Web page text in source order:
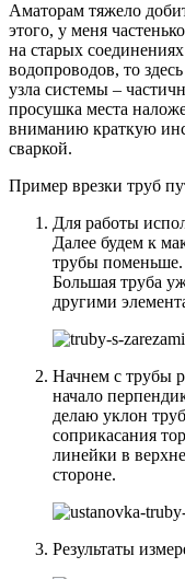
Аматорам тяжело
этого, у меня
на старых
водопроводов, то
узла системы –
просушка места
вниманию краткую
сваркой.
Пример врезки труб
Для работы
Далее будем к
трубы поменьше.
Большая труба
другими
Начнем с трубы
начало
делаю уклон
соприкасания
линейки в
стороне.
Результаты